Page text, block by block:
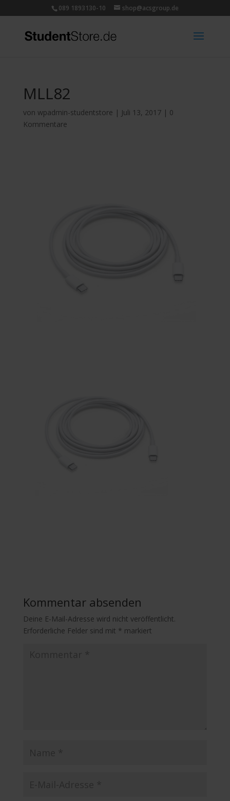
089 1893130-10 shop@acsgroup.de
MLL82
von wpadmin-studentstore | Juli 13, 2017| 0
Kommentare
Kommentar absenden
Deine E-Mail-Adresse wird nicht veröffentlicht.
Erforderliche Felder sind mit * markiert